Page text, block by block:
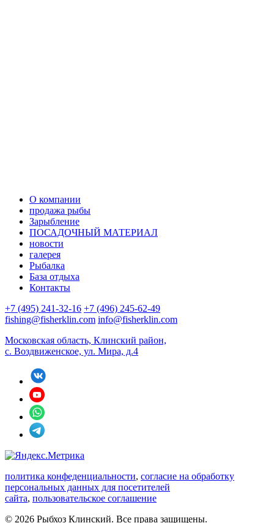
О компании
продажа рыбы
Зарыбление
ПОСАДОЧНЫЙ МАТЕРИАЛ
новости
галерея
Рыбалка
База отдыха
Контакты
+7 (495) 241-32-16 +7 (496) 245-62-49
fishing@fisherklin.com info@fisherklin.com
Московская область, Клинский район,
с. Воздвиженское, ул. Мира, д.4
политика конфеденциальности, согласие на обработку
персональных данных для посетителей
сайта, пользовательское соглашение
© 2026 Рыбхоз Клинский. Все права защищены.